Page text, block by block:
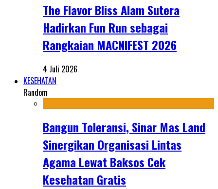
The Flavor Bliss Alam Sutera
Hadirkan Fun Run sebagai
Rangkaian MACNIFEST 2026
4 Juli 2026
KESEHATAN
Random
Bangun Toleransi, Sinar Mas Land
Sinergikan Organisasi Lintas
Agama Lewat Baksos Cek
Kesehatan Gratis